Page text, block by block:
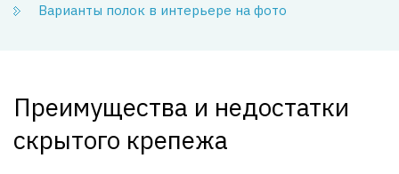
Варианты полок в интерьере на фото
Преимущества и недостатки
скрытого крепежа